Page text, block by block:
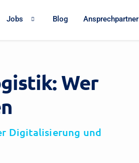
Jobs Blog Ansprechpartner
Wer
Digitalisierung und